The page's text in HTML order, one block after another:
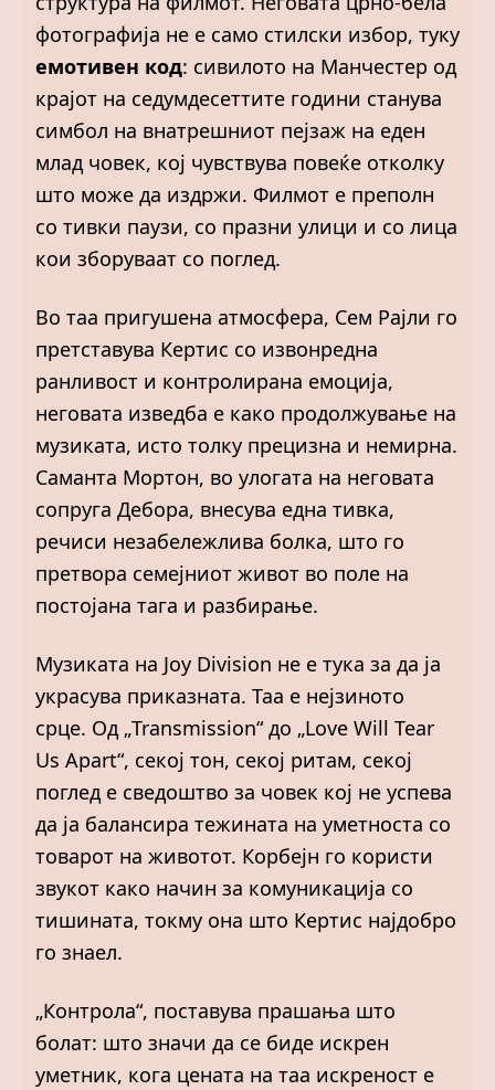
фотографија не е само стилски избор, туку
емотивен код: сивилото на Манчестер од
крајот на седумдесеттите години станува
симбол на внатрешниот пејзаж на еден
млад човек, кој чувствува повеќе отколку
што може да издржи. Филмот е преполн
со тивки паузи, со празни улици и со лица
кои зборуваат со поглед.
Во таа пригушена атмосфера, Сем Рајли го
претставува Кертис со извонредна
ранливост и контролирана емоција,
неговата изведба е како продолжување на
музиката, исто толку прецизна и немирна.
Саманта Мортон, во улогата на неговата
сопруга Дебора, внесува една тивка,
речиси незабележлива болка, што го
претвора семејниот живот во поле на
постојана тага и разбирање.
Музиката на Joy Division не е тука за да ја
украсува приказната. Таа е нејзиното
срце. Од „Transmission“ до „Love Will Tear
Us Apart“, секој тон, секој ритам, секој
поглед е сведоштво за човек кој не успева
да ја балансира тежината на уметноста со
товарот на животот. Корбејн го користи
звукот како начин за комуникација со
тишината, токму она што Кертис најдобро
го знаел.
„Контрола“, поставува прашања што
болат: што значи да се биде искрен
уметник, кога цената на таа искреност е